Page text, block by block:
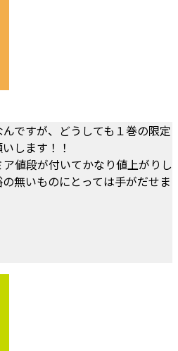
ですが、どうしても１巻の限定
します！！
値段が付いてかなり値上がりし
無いものにとっては手がだせま